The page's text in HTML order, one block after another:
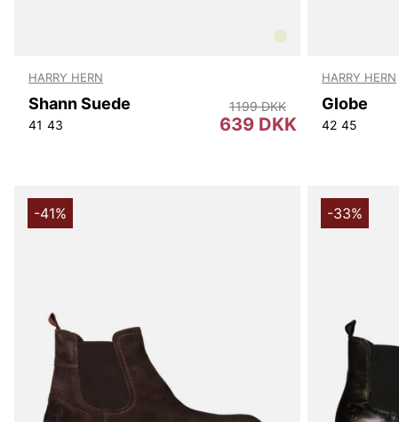
HARRY HERN
Shann Suede
41 43 639 DKK
1199 DKK
HARRY HERN
Globe
42 45
-41% -33%